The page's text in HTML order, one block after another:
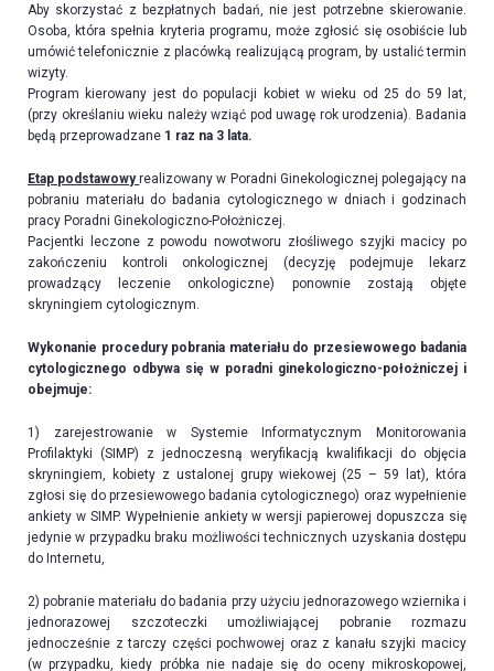
Aby skorzystać z bezpłatnych badań, nie jest potrzebne skierowanie.
Osoba, która spełnia kryteria programu, może zgłosić się osobiście lub
umówić telefonicznie z placówką realizującą program, by ustalić termin
wizyty.
Program kierowany jest do populacji kobiet w wieku od 25 do 59 lat,
(przy określaniu wieku należy wziąć pod uwagę rok urodzenia). Badania
będą przeprowadzane 1 raz na 3 lata.
Etap podstawowyrealizowany w Poradni Ginekologicznej polegający na
pobraniu materiału do badania cytologicznego w dniach i godzinach
pracy Poradni Ginekologiczno-Położniczej.
Pacjentki leczone z powodu nowotworu złośliwego szyjki macicy po
zakończeniu kontroli onkologicznej (decyzję podejmuje lekarz
prowadzący leczenie onkologiczne) ponownie zostają objęte
skryningiem cytologicznym.
Wykonanie procedury pobrania materiału do przesiewowego badania
cytologicznego odbywa się w poradni ginekologiczno-położniczej i
obejmuje:
1) zarejestrowanie w Systemie Informatycznym Monitorowania
Profilaktyki (SIMP) z jednoczesną weryfikacją kwalifikacji do objęcia
skryningiem, kobiety z ustalonej grupy wiekowej (25 – 59 lat), która
zgłosi się do przesiewowego badania cytologicznego) oraz wypełnienie
ankiety w SIMP. Wypełnienie ankiety w wersji papierowej dopuszcza się
jedynie w przypadku braku możliwości technicznych uzyskania dostępu
do Internetu,
2) pobranie materiału do badania przy użyciu jednorazowego wziernika i
jednorazowej szczoteczki umożliwiającej pobranie rozmazu
jednocześnie z tarczy części pochwowej oraz z kanału szyjki macicy
(w przypadku, kiedy próbka nie nadaje się do oceny mikroskopowej,